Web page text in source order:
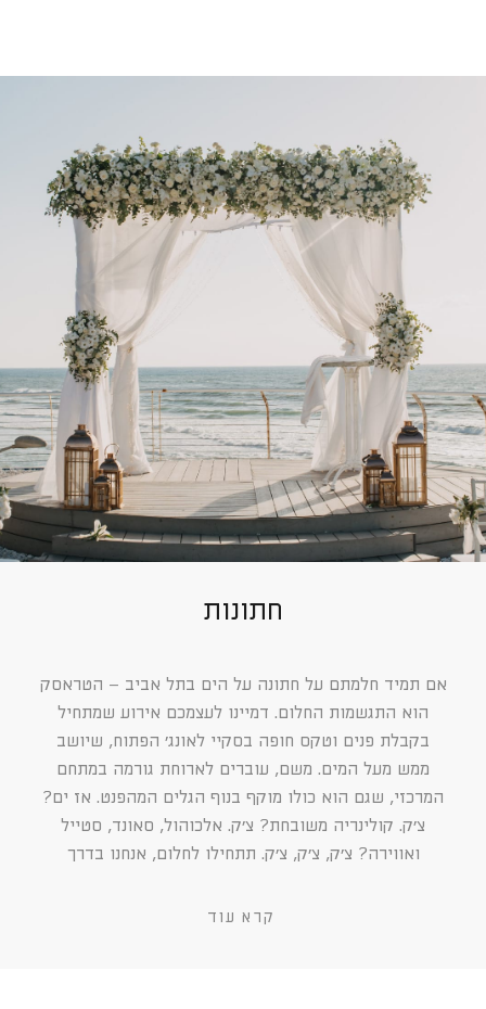
חתונות
אם תמיד חלמתם על חתונה על הים בתל אביב – הטראסק
הוא התגשמות החלום. דמיינו לעצמכם אירוע שמתחיל
בקבלת פנים וטקס חופה בסקיי לאונג׳ הפתוח, שיושב
ממש מעל המים. משם, עוברים לארוחת גורמה במתחם
המרכזי, שגם הוא כולו מוקף בנוף הגלים המהפנט. אז ים?
צ׳ק. קולינריה משובחת? צ׳ק. אלכוהול, סאונד, סטייל
ואווירה? צ׳ק, צ׳ק, צ׳ק. תתחילו לחלום, אנחנו בדרך
קרא עוד